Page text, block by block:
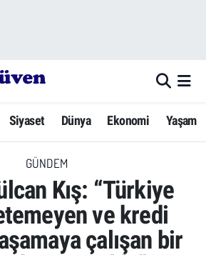
Siyaset Dünya Ekonomi Yaşam
GÜNDEM
Kış: “Türkiye
ve kredi
çalışan bir
ve Fikstür